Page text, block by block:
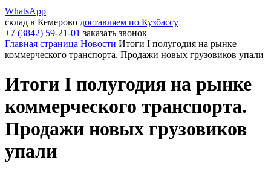
WhatsApp
склад в Кемерово доставляем по Кузбассу
+7 (3842) 59-21-01 заказать звонок
Главная страница Новости Итоги I полугодия на рынке
коммерческого транспорта. Продажи новых грузовиков упали
Итоги I полугодия на рынке
коммерческого транспорта.
Продажи новых грузовиков
упали